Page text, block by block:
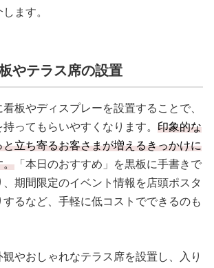
ます。
やテラス席の設置
板やディスプレーを設置することで、
ってもらいやすくなります。 印象的な
立ち寄るお客さまが増えるきっかけに
。 「本日のおすすめ」を黒板に手書きで
期間限定のイベント情報を店頭ポスタ
るなど、手軽に低コストでできるのも
観やおしゃれなテラス席を設置し、入り